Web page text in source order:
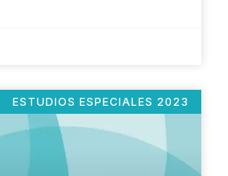
ESTUDIOS ESPECIALES 2023